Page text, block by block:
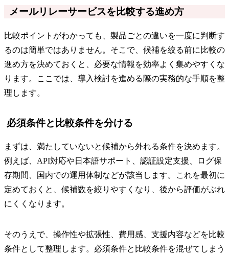
メールリレーサービスを比較する進め方
比較ポイントがわかっても、製品ごとの違いを一度に判断す
るのは簡単ではありません。そこで、候補を絞る前に比較の
進め方を決めておくと、必要な情報を効率よく集めやすくな
ります。ここでは、導入検討を進める際の実務的な手順を整
理します。
必須条件と比較条件を分ける
まずは、満たしていないと候補から外れる条件を決めます。
例えば、API対応や日本語サポート、認証設定支援、ログ保
存期間、国内での運用体制などが該当します。これを最初に
定めておくと、候補数を絞りやすくなり、後から評価がぶれ
にくくなります。
そのうえで、操作性や拡張性、費用感、支援内容などを比較
条件として整理します。必須条件と比較条件を混ぜてしまう